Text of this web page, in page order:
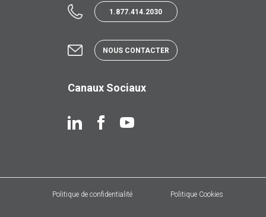
1.877.414.2030
NOUS CONTACTER
Canaux Sociaux
Politique de confidentialité Politique Cookies